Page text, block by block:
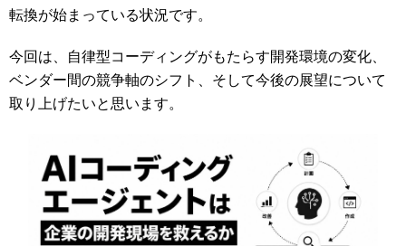
転換が始まっている状況です。
今回は、自律型コーディングがもたらす開発環境の変化、
ベンダー間の競争軸のシフト、そして今後の展望について
取り上げたいと思います。